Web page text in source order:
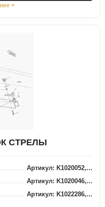
>
СТРЕЛЫ
Артикул: K1020052,...
Артикул: K1020046,...
Артикул: K1022286,...